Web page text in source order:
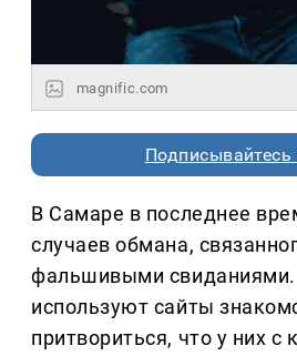
magnific.com
Подписывайтесь
В Самаре в последнее
случаев обмана,
фальшивыми
используют сайты
притвориться, что у них с